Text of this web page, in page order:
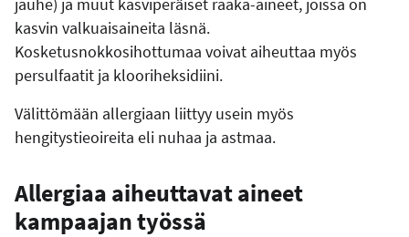
kasvin valkuaisaineita läsnä.
Kosketusnokkosihottumaa voivat aiheuttaa myös
persulfaatit ja klooriheksidiini.
Välittömään allergiaan liittyy usein myös
hengitystieoireita eli nuhaa ja astmaa.
Allergiaa aiheuttavat aineet
kampaajan työssä